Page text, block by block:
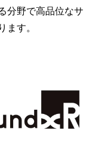
分野で高品位なサ
ます。